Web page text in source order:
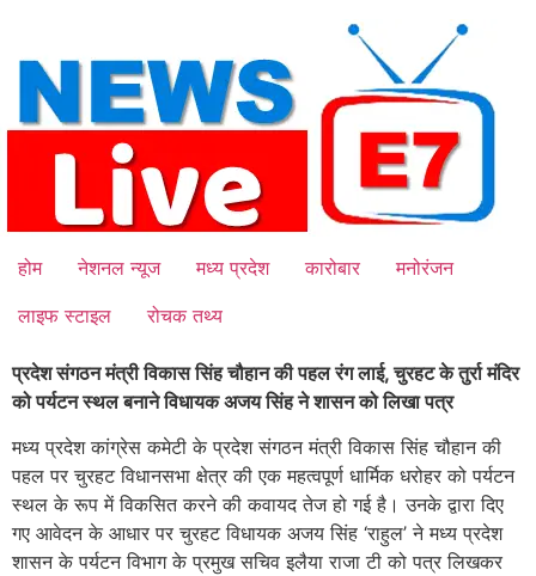
content
होम नेशनल न्यूज मध्य प्रदेश कारोबार
मनोरंजन
लाइफ स्टाइल
रोचक तथ्य
प्रदेश संगठन मंत्री विकास सिंह चौहान की पहल रंग लाई, चुरहट के तुर्रा मंदिर
को पर्यटन स्थल बनाने विधायक अजय सिंह ने शासन को लिखा पत्र
मध्य प्रदेश कांग्रेस कमेटी के प्रदेश संगठन मंत्री विकास सिंह चौहान की
पहल पर चुरहट विधानसभा क्षेत्र की एक महत्वपूर्ण धार्मिक धरोहर को पर्यटन
स्थल के रूप में विकसित करने की कवायद तेज हो गई है। उनके द्वारा दिए
गए आवेदन के आधार पर चुरहट विधायक अजय सिंह ‘राहुल’ ने मध्य प्रदेश
शासन के पर्यटन विभाग के प्रमुख सचिव इलैया राजा टी को पत्र लिखकर